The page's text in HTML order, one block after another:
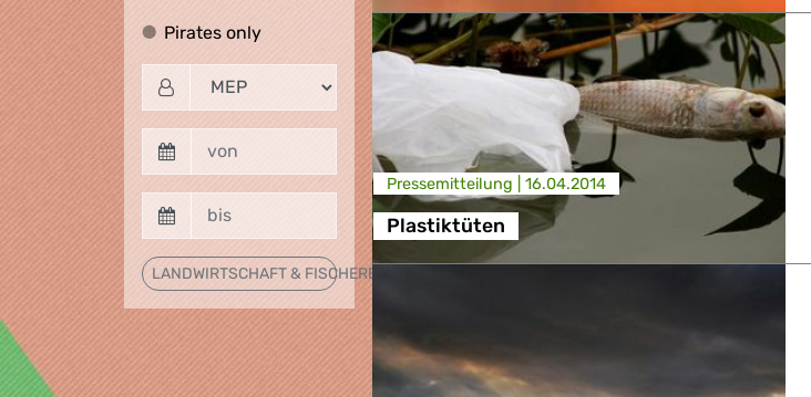
Pirates onlyPirates only
LANDWIRTSCHAFT & FISCHEREI
Presse­mitteilung | 16.04.2014
Plastiktüten